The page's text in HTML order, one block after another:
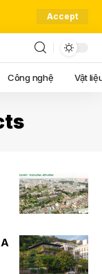
Accept
Công nghệ Vật